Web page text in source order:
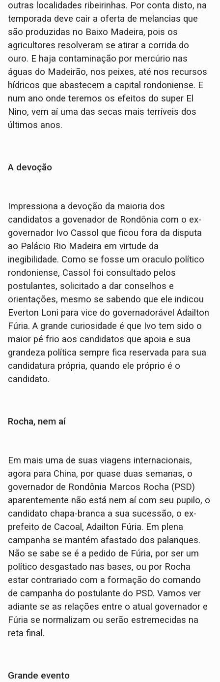
outras localidades ribeirinhas. Por conta disto, na
temporada deve cair a oferta de melancias que
são produzidas no Baixo Madeira, pois os
agricultores resolveram se atirar a corrida do
ouro. E haja contaminação por mercúrio nas
águas do Madeirão, nos peixes, até nos recursos
hídricos que abastecem a capital rondoniense. E
num ano onde teremos os efeitos do super El
Nino, vem aí uma das secas mais terríveis dos
últimos anos.
A devoção
Impressiona a devoção da maioria dos
candidatos a govenador de Rondônia com o ex-
governador Ivo Cassol que ficou fora da disputa
ao Palácio Rio Madeira em virtude da
inegibilidade. Como se fosse um oraculo político
rondoniense, Cassol foi consultado pelos
postulantes, solicitado a dar conselhos e
orientações, mesmo se sabendo que ele indicou
Everton Loni para vice do governadorável Adailton
Fúria. A grande curiosidade é que Ivo tem sido o
maior pé frio aos candidatos que apoia e sua
grandeza política sempre fica reservada para sua
candidatura própria, quando ele próprio é o
candidato.
Rocha, nem aí
Em mais uma de suas viagens internacionais,
agora para China, por quase duas semanas, o
governador de Rondônia Marcos Rocha (PSD)
aparentemente não está nem aí com seu pupilo, o
candidato chapa-branca a sua sucessão, o ex-
prefeito de Cacoal, Adailton Fúria. Em plena
campanha se mantém afastado dos palanques.
Não se sabe se é a pedido de Fúria, por ser um
político desgastado nas bases, ou por Rocha
estar contrariado com a formação do comando
de campanha do postulante do PSD. Vamos ver
adiante se as relações entre o atual governador e
Fúria se normalizam ou serão estremecidas na
reta final.
Grande evento